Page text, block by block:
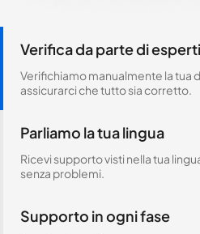
Verifica da parte di
Verifichiamo manualmente la tua
assicurarci che tutto sia corretto.
Parliamo la tua lingua
Ricevi supporto visti nella tua
senza problemi.
Supporto in ogni fase